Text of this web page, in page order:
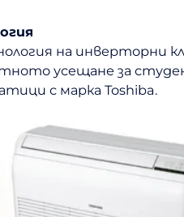
на инверторни
усещане за
с марка Toshiba.